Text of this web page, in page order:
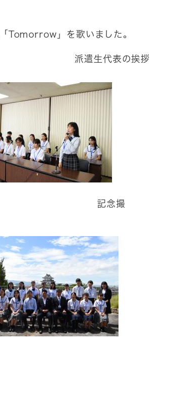
Tomorrow」を歌いました。
派遣生代表の挨拶
生 記念撮